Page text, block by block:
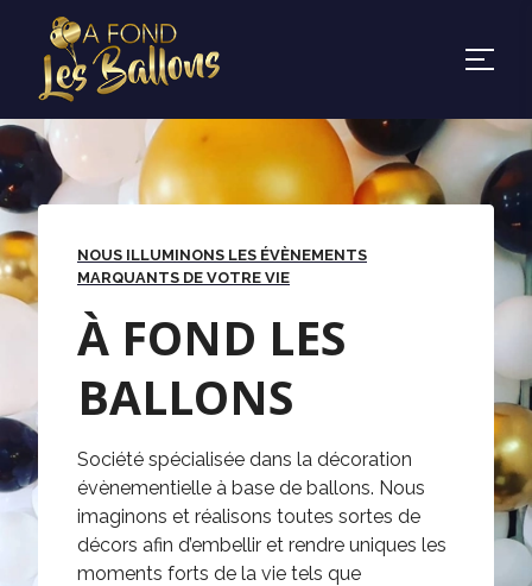
NOUS ILLUMINONS LES ÉVÈNEMENTS
MARQUANTS DE VOTRE VIE
À FOND LES
BALLONS
Société spécialisée dans la décoration
évènementielle à base de ballons. Nous
imaginons et réalisons toutes sortes de
décors afin d’embellir et rendre uniques les
moments forts de la vie tels que